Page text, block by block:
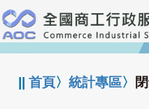
跳
到
主
要
:::
||首頁〉統計專區〉